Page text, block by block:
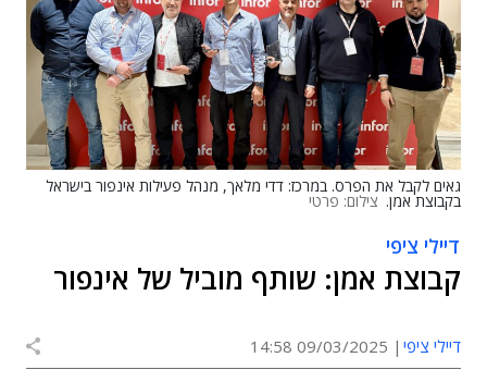
גאים לקבל את הפרס. במרכז: דדי מלאך, מנהל פעילות אינפור בישראל
בקבוצת אמן. צילום: פרטי
דיילי ציפי
קבוצת אמן: שותף מוביל של אינפור
דיילי ציפי 09/03/2025 14:58